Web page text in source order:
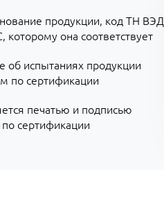
продукции, код ТН ВЭД
которому она соответствует
об испытаниях продукции
по сертификации
печатью и подписью
по сертификации